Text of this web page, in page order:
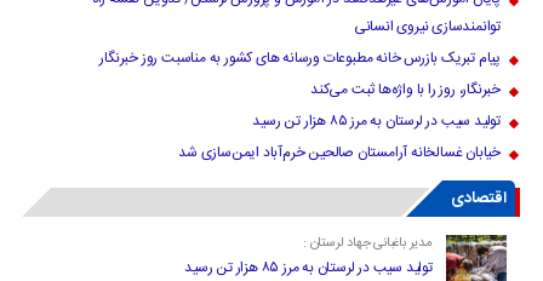
توانمندسازی نیروی انسانی
پیام تبریک بازرس خانه مطبوعات ورسانه های کشور به مناسبت روز خبرنگار
خبرنگار، روز را با واژه‌ها ثبت می‌کند
تولید سیب در لرستان به مرز ۸۵ هزار تن رسید
خیابان غسالخانه آرامستان صالحین خرم‌آباد ایمن‌سازی شد
اقتصادی
مدیر باغبانی جهاد لرستان :
تولید سیب در لرستان به مرز ۸۵ هزار تن رسید